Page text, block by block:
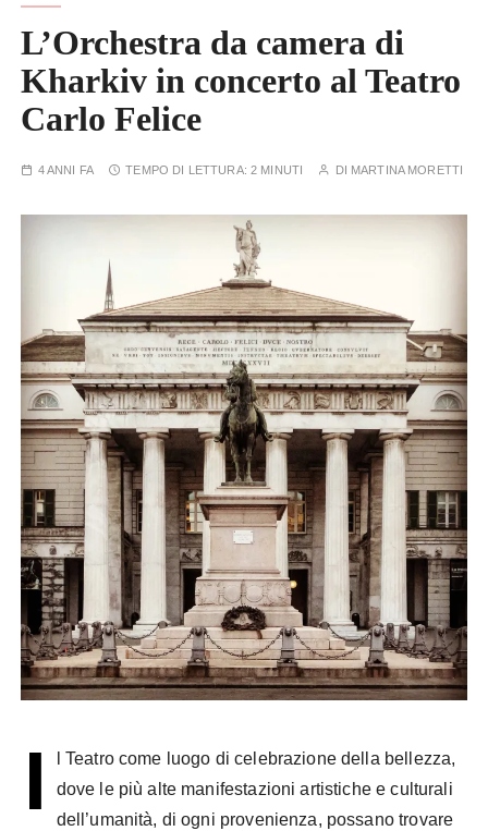
L’Orchestra da camera di
Kharkiv in concerto al Teatro
Carlo Felice
4 ANNI FA TEMPO DI LETTURA:2 MINUTI DI MARTINA MORETTI
I
l Teatro come luogo di celebrazione della bellezza,
dove le più alte manifestazioni artistiche e culturali
dell’umanità, di ogni provenienza, possano trovare